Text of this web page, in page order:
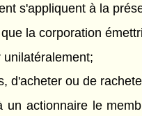
s'appliquent à la
la corporation
d'acheter ou de
actionnaire le